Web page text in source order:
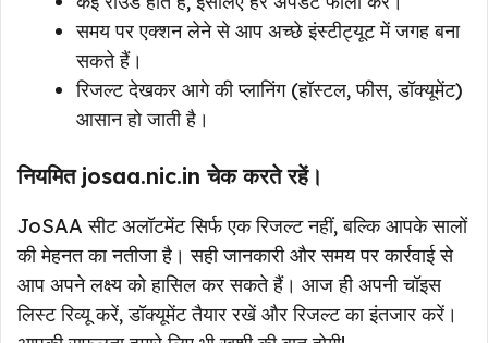
समय पर एक्शन लेने से आप अच्छे इंस्टीट्यूट में जगह बना
सकते हैं।
रिजल्ट देखकर आगे की प्लानिंग (हॉस्टल, फीस, डॉक्यूमेंट)
आसान हो जाती है।
नियमित josaa.nic.in चेक करते रहें।
JoSAA सीट अलॉटमेंट सिर्फ एक रिजल्ट नहीं, बल्कि आपके सालों
की मेहनत का नतीजा है। सही जानकारी और समय पर कार्रवाई से
आप अपने लक्ष्य को हासिल कर सकते हैं। आज ही अपनी चॉइस
लिस्ट रिव्यू करें, डॉक्यूमेंट तैयार रखें और रिजल्ट का इंतजार करें।